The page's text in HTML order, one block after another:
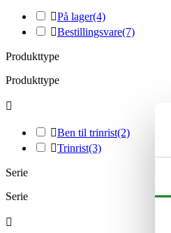
På lager(4)
Bestillingsvare(7)
Produkttype
Produkttype

Ben til trinrist(2)
Trinrist(3)
Serie
Serie
